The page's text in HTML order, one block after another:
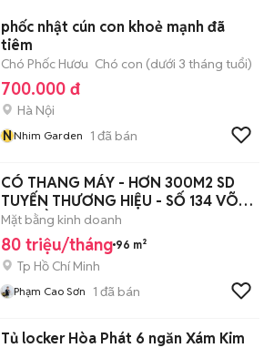
phốc nhật cún con khoẻ mạnh đã
tiêm
Chó Phốc Hươu Chó con (dưới 3 tháng tuổi)
700.000 đ
Hà Nội
NNhim Garden 1 đã bán
CÓ THANG MÁY - HƠN 300M2 SD
TUYẾN THƯƠNG HIỆU - SỐ 134 VÕ
VĂN TẦN, Q3
Mặt bằng kinh doanh
80 triệu/tháng 96 m²
Tp Hồ Chí Minh
Phạm Cao Sơn 1 đã bán
Tủ locker Hòa Phát 6 ngăn Xám Kim